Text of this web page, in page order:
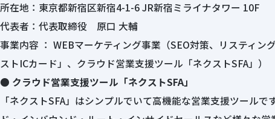
所在地：東京都新宿区新宿4-1-6 JR新宿ミライナタワー 10F
代表者：代表取締役 原口 大輔
事業内容 ： WEBマーケティング事業（SEO対策、リスティ
ストICカード」、クラウド営業支援ツール「ネクストSFA」）
● クラウド営業支援ツール「ネクストSFA」
「ネクストSFA」はシンプルでいて高機能な営業支援ツール